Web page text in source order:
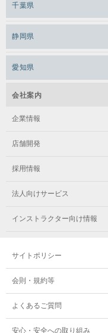
水 / 17:30～18:30
マーブルジュニア
オーディション合格者
7,780円（税込8,558円）
ジュニア
7,780円（税込8,558円）
※ご入会時に、帯をご購入い
ジュニアB
小学3年生～中学3年生
料金
チャイルド・ジュニアA
7,780円（税込8,558円）
※ご入会時に、バレエシュ
アドバンス
料金
チャイルド
7,780円（税込8,558円）
ジュニア
メガロス田端
メガロスキッズ錦糸町
メガロス葛飾
メガロス武蔵小金井
メガロスルフレ武蔵小金井
メガロス玉川学園テニススク
メガロス東小金井学童クラブ
メガロスルフレ上永谷
メガロス神奈川
メガロス日吉
メガロス綱島
メガロスルフレ綱島
メガロス市ヶ尾
メガロス鷺沼
メガロスルフレ鷺沼
メガロス相模大野
メガロス大和
メガロスルフレ草加
千葉県
メガロス本八幡
静岡県
愛知県
メガロステラッセ納屋橋
メガロス千種
会社案内
企業情報
店舗開発
採用情報
法人向けサービス
インストラクター向け情報
サイトポリシー
会則・規約等
よくあるご質問
安心・安全への取り組み